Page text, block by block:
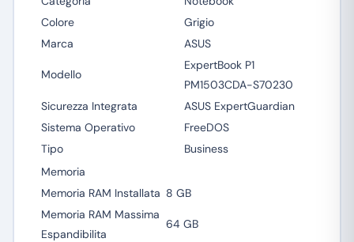
Colore
Grigio
Marca
ASUS
Modello
ExpertBook P1
PM1503CDA-S70230
Sicurezza Integrata
ASUS ExpertGuardian
Sistema Operativo
FreeDOS
Tipo
Business
Memoria
Memoria RAM Installata 8 GB
Memoria RAM Massima
Espandibilita
64 GB